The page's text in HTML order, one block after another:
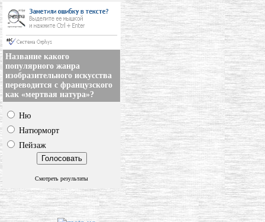
Название какого
популярного жанра
изобразительного искусства
переводится с французского
как «мертвая натура»?
Ню
Натюрморт
Пейзаж
Смотреть результаты